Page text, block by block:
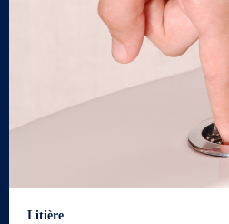
Litière